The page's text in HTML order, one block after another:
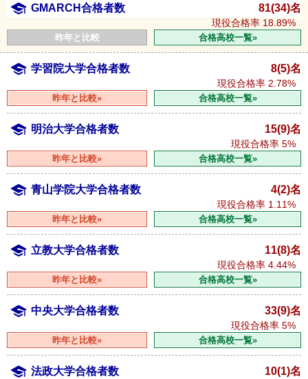
GMARCH合格者数 81(34)名
現役合格率 18.89%
昨年と比較 合格高校一覧»
学習院大学合格者数 8(5)名
現役合格率 2.78%
昨年と比較» 合格高校一覧»
明治大学合格者数 15(9)名
現役合格率 5%
昨年と比較» 合格高校一覧»
青山学院大学合格者数 4(2)名
現役合格率 1.11%
昨年と比較» 合格高校一覧»
立教大学合格者数 11(8)名
現役合格率 4.44%
昨年と比較» 合格高校一覧»
中央大学合格者数 33(9)名
現役合格率 5%
昨年と比較» 合格高校一覧»
法政大学合格者数 10(1)名